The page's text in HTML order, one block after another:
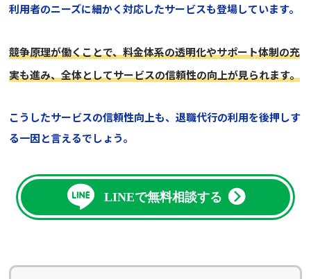
利用者のニーズに細かく対応したサービスも登場しています。
競争原理が働くことで、料金体系の透明化やサポート体制の充
実も進み、全体としてサービスの信頼性の向上が見られます。
こうしたサービスの信頼性向上も、退職代行の利用を後押しす
る一因と言えるでしょう。
LINEで無料相談する